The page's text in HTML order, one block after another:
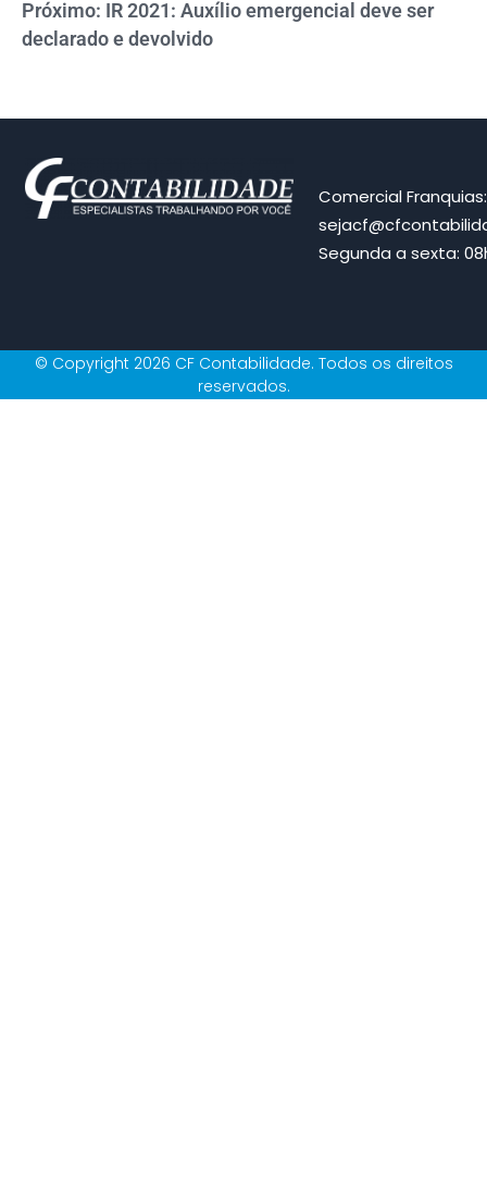
Próximo: IR 2021: Auxílio emergencial deve ser
declarado e devolvido
Comercial
Segunda a sexta:
© Copyright 2026 CF Contabilidade. Todos os direitos
reservados.